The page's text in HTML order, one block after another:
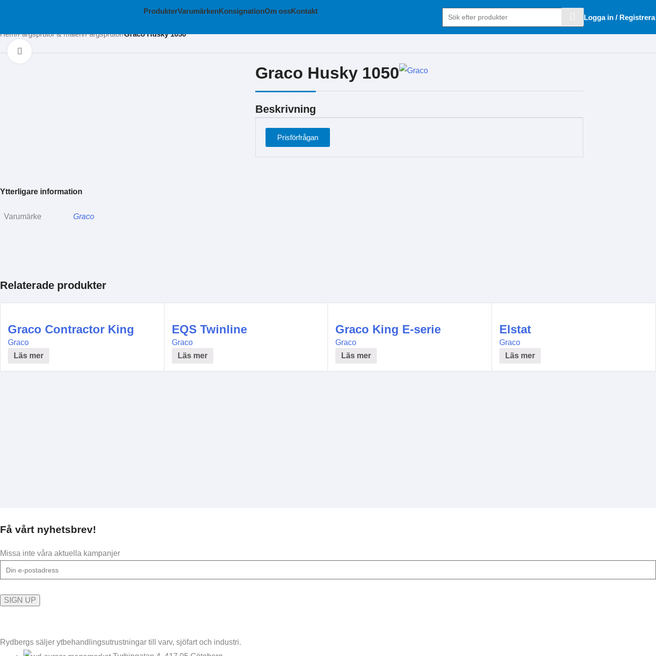
ProdukterVarumärkenKonsignationOm ossKontakt
Logga in / Registrera
Hem Färgsprutor & måleri Färgsprutor Graco Husky 1050
Klicka för att förstora
Graco Husky 1050
Beskrivning
Prisförfrågan
Ytterligare information
Varumärke Graco
Relaterade produkter
Graco Contractor King
Graco
Läs mer
EQS Twinline
Graco
Läs mer
Graco King E-serie
Graco
Läs mer
Elstat
Graco
Läs mer
Få vårt nyhetsbrev!
Missa inte våra aktuella kampanjer
Rydbergs säljer ytbehandlingsutrustningar till varv, sjöfart och industri.